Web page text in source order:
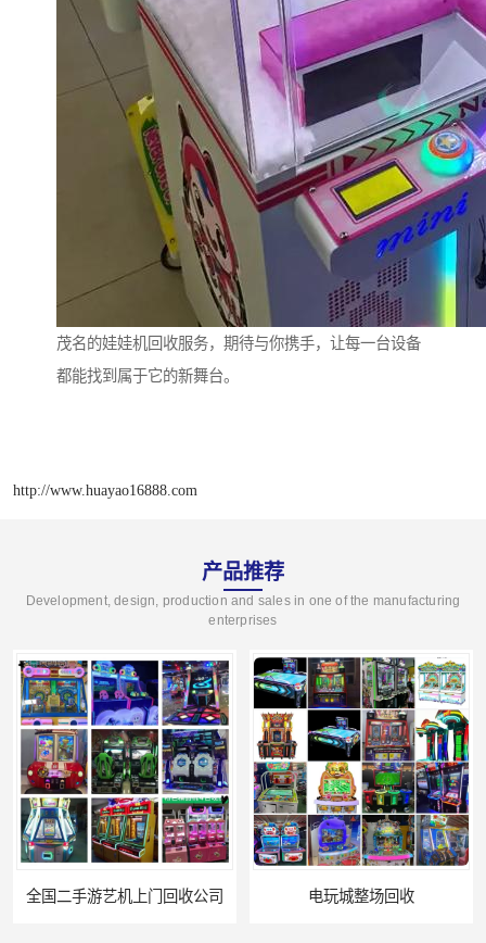
茂名的娃娃机回收服务，期待与你携手，让每一台设备
都能找到属于它的新舞台。
http://www.huayao16888.com
产品推荐
Development, design, production and sales in one of the manufacturing
enterprises
全国二手游艺机上门回收公司 电玩城整场回收